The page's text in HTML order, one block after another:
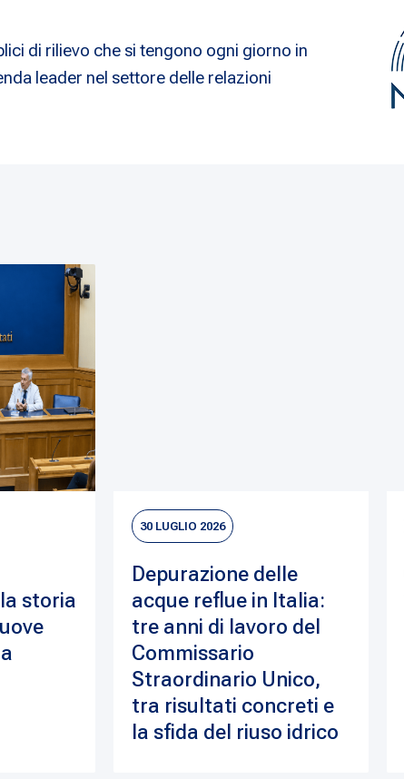
di rilievo che si tengono ogni giorno in
leader nel settore delle relazioni
storia
30 LUGLIO 2026
Depurazione delle
acque reflue in Italia:
tre anni di lavoro del
Commissario
Straordinario Unico,
tra risultati concreti e
la sfida del riuso idrico